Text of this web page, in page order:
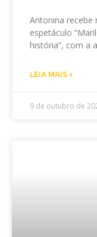
Antonina recebe
espetáculo
história”, com a
LEIA MAIS »
9 de outubro de